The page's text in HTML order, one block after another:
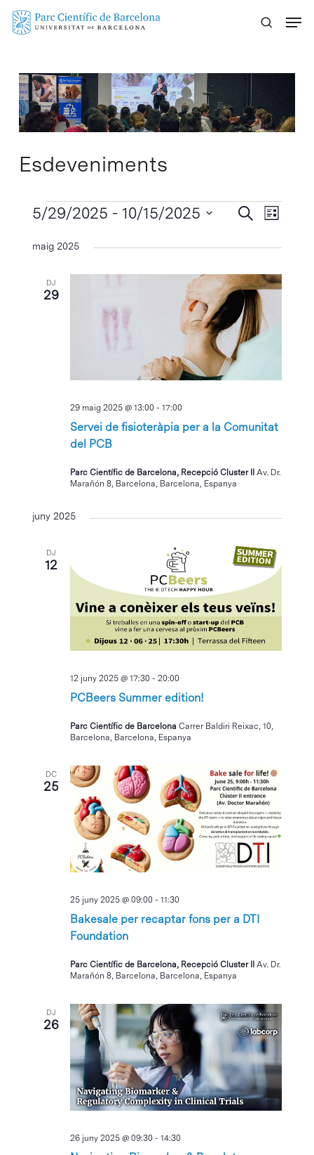
Skip
Esdeveniments
Esdeveniments
i
cerca
Cercar
Llista
5/29/2025 - 10/15/2025
una
maig 2025
DJ
29
Servei de fisioteràpia per a la Comunitat
del PCB
29 maig 2025 @ 13:00 -17:00
Parc Científic de Barcelona, Recepció Cluster IIAv. Dr.
Marañón 8, Barcelona, Barcelona, Espanya
juny 2025
DJ
12
PCBeers Summer edition!
12 juny 2025 @ 17:30 -20:00
Parc Científic de BarcelonaCarrer Baldiri Reixac, 10,
Barcelona, Barcelona, Espanya
DC
25
Bakesale per recaptar fons per a DTI
Foundation
25 juny 2025 @ 09:00 -11:30
Parc Científic de Barcelona, Recepció Cluster IIAv. Dr.
Marañón 8, Barcelona, Barcelona, Espanya
DJ
26
26 juny 2025 @ 09:30 -14:30